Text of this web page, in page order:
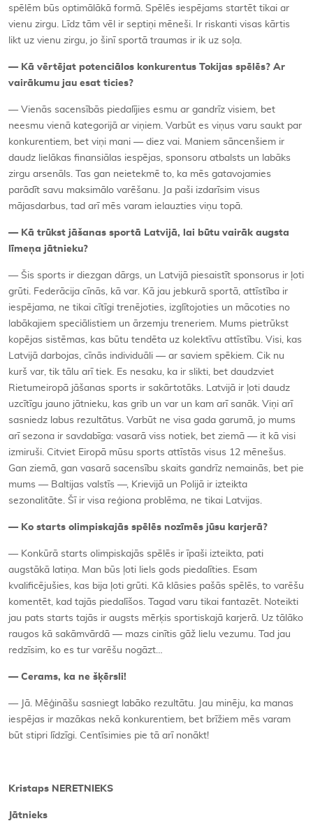
spēlēm būs optimālākā formā. Spēlēs iespējams startēt tikai ar
vienu zirgu. Līdz tām vēl ir septiņi mēneši. Ir riskanti visas kārtis
likt uz vienu zirgu, jo šinī sportā traumas ir ik uz soļa.
— Kā vērtējat potenciālos konkurentus Tokijas spēlēs? Ar
vairākumu jau esat ticies?
— Vienās sacensībās piedalījies esmu ar gandrīz visiem, bet
neesmu vienā kategorijā ar viņiem. Varbūt es viņus varu saukt par
konkurentiem, bet viņi mani — diez vai. Maniem sāncenšiem ir
daudz lielākas finansiālas iespējas, sponsoru atbalsts un labāks
zirgu arsenāls. Tas gan neietekmē to, ka mēs gatavojamies
parādīt savu maksimālo varēšanu. Ja paši izdarīsim visus
mājasdarbus, tad arī mēs varam ielauzties viņu topā.
— Kā trūkst jāšanas sportā Latvijā, lai būtu vairāk augsta
līmeņa jātnieku?
— Šis sports ir diezgan dārgs, un Latvijā piesaistīt sponsorus ir ļoti
grūti. Federācija cīnās, kā var. Kā jau jebkurā sportā, attīstība ir
iespējama, ne tikai cītīgi trenējoties, izglītojoties un mācoties no
labākajiem speciālistiem un ārzemju treneriem. Mums pietrūkst
kopējas sistēmas, kas būtu tendēta uz kolektīvu attīstību. Visi, kas
Latvijā darbojas, cīnās individuāli — ar saviem spēkiem. Cik nu
kurš var, tik tālu arī tiek. Es nesaku, ka ir slikti, bet daudzviet
Rietumeiropā jāšanas sports ir sakārtotāks. Latvijā ir ļoti daudz
uzcītīgu jauno jātnieku, kas grib un var un kam arī sanāk. Viņi arī
sasniedz labus rezultātus. Varbūt ne visa gada garumā, jo mums
arī sezona ir savdabīga: vasarā viss notiek, bet ziemā — it kā visi
izmiruši. Citviet Eiropā mūsu sports attīstās visus 12 mēnešus.
Gan ziemā, gan vasarā sacensību skaits gandrīz nemainās, bet pie
mums — Baltijas valstīs —, Krievijā un Polijā ir izteikta
sezonalitāte. Šī ir visa reģiona problēma, ne tikai Latvijas.
— Ko starts olimpiskajās spēlēs nozīmēs jūsu karjerā?
— Konkūrā starts olimpiskajās spēlēs ir īpaši izteikta, pati
augstākā latiņa. Man būs ļoti liels gods piedalīties. Esam
kvalificējušies, kas bija ļoti grūti. Kā klāsies pašās spēlēs, to varēšu
komentēt, kad tajās piedalīšos. Tagad varu tikai fantazēt. Noteikti
jau pats starts tajās ir augsts mērķis sportiskajā karjerā. Uz tālāko
raugos kā sakāmvārdā — mazs cinītis gāž lielu vezumu. Tad jau
redzīsim, ko es tur varēšu nogāzt…
— Cerams, ka ne šķērsli!
— Jā. Mēģināšu sasniegt labāko rezultātu. Jau minēju, ka manas
iespējas ir mazākas nekā konkurentiem, bet brīžiem mēs varam
būt stipri līdzīgi. Centīsimies pie tā arī nonākt!
Kristaps NERETNIEKS
Jātnieks